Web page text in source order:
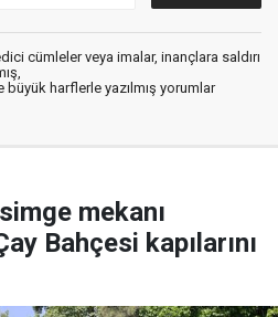
cümleler veya imalar, inançlara saldırı
büyük harflerle yazılmış yorumlar
mekanı
Bahçesi kapılarını